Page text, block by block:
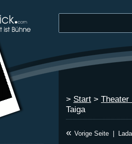
> Start > Theater
Taiga
« Vorige Seite